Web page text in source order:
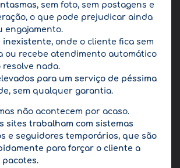
, sem foto, sem postagens e
o que pode prejudicar ainda
engajamento.
inexistente, onde o cliente fica sem
ou recebe atendimento automático
resolve nada.
para um serviço de péssima
, sem qualquer garantia.
não acontecem por acaso.
sites trabalham com sistemas
e seguidores temporários, que são
para forçar o cliente a
pacotes.